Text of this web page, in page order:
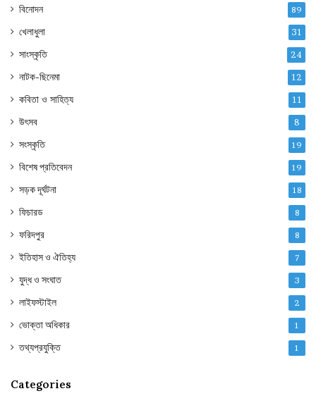
বিনোদন 89
খেলাধুলা 31
সাংস্কৃতি 24
নাটক-ছিনেমা 12
কবিতা ও সাহিত্য 11
উৎসব 8
সংস্কৃতি 19
বিশেষ প্রতিবেদন 19
সড়ক দূর্ঘটনা 18
ফিচারড 8
ফরিদপুর 8
ইতিহাস ও ঐতিহ্য 7
যুদ্ধ ও সংঘাত 3
লাইফস্টাইল 2
ভোক্তা অধিকার 1
তথ্যপ্রযুক্তি 1
Categories